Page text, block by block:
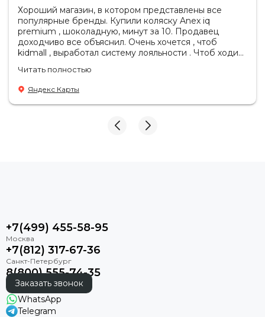
Хороший магазин, в котором представлены все
популярные бренды. Купили коляску Anex iq
premium , шоколадную, минут за 10. Продавец
доходчиво все объяснил. Очень хочется , чтоб
kidmall , выработал систему лояльности . Чтоб ходить
Читать полностью
Яндекс Карты
+7(499) 455-58-95
+7(812) 317-67-36
8(800) 555-74-35
Заказать звонок
WhatsApp
Telegram